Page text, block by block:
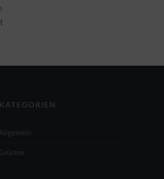
KATEGORIEN
Allgemein
Grüntee